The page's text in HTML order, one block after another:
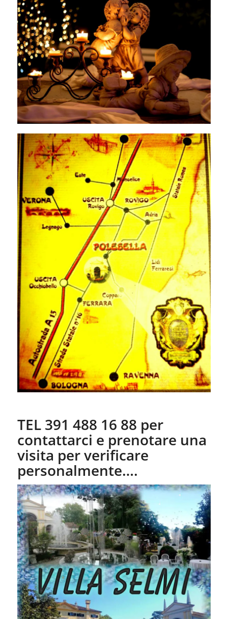
TEL 391 488 16 88 per
contattarci e prenotare una
visita per verificare
personalmente….